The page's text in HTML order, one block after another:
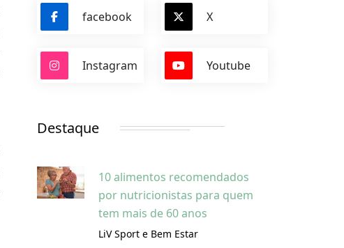
facebook X
Instagram Youtube
Destaque
10 alimentos recomendados
por nutricionistas para quem
tem mais de 60 anos
LiV Sport e Bem Estar